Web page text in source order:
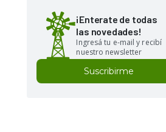
¡Enterate de todas
las novedades!
Ingresá tu e-mail y recibí
nuestro newsletter
Suscribirme